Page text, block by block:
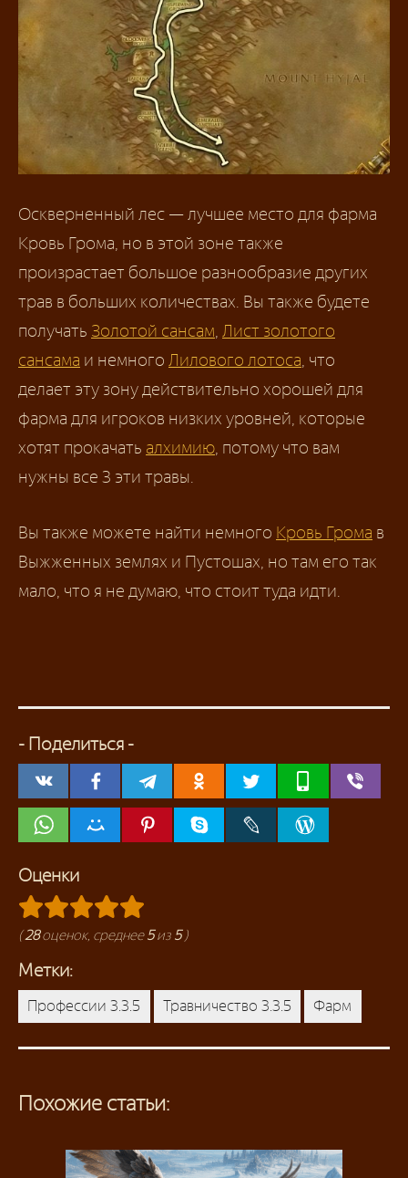
Оскверненный лес — лучшее место для фарма
Кровь Грома, но в этой зоне также
произрастает большое разнообразие других
трав в больших количествах. Вы также будете
получать Золотой сансам, Лист золотого
сансама и немного Лилового лотоса, что
делает эту зону действительно хорошей для
фарма для игроков низких уровней, которые
хотят прокачать алхимию, потому что вам
нужны все 3 эти травы.
Вы также можете найти немного Кровь Грома в
Выжженных землях и Пустошах, но там его так
мало, что я не думаю, что стоит туда идти.
- Поделиться -
Оценки
(28оценок, среднее5из 5)
Метки:
Профессии 3.3.5 Травничество 3.3.5 Фарм
Похожие статьи: